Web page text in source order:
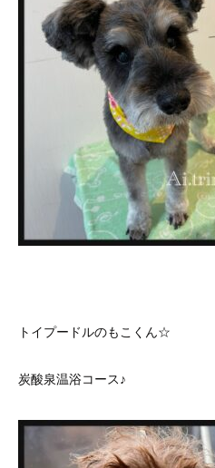
トイプードルのもこくん☆
炭酸泉温浴コース♪